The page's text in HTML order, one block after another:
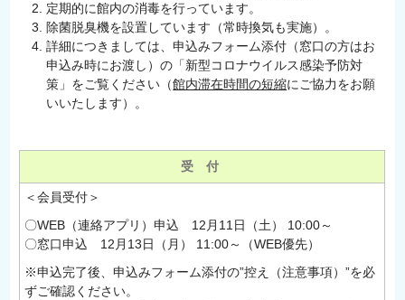
定期的に館内の消毒を行っています。
除菌脱臭機を設置しています（常時換気も実施）。
詳細につきましては、申込みフォーム添付（窓口の方はお
申込み時にお渡し）の「新型コロナウイルス感染予防対
策」をご覧ください（館内滞在時間の短縮にご協力をお願
いいたします）。
受 付
＜会員受付＞
〇WEB（連絡アプリ）申込 12月11日（土） 10:00～
〇窓口申込 12月13日（月） 11:00～（WEB優先）
※申込完了後、申込みフォーム添付の”控え（注意事項）”を必
ずご確認ください。